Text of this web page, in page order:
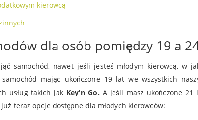
kierowcą
dla osób pomiędzy 19 a
samochód, nawet jeśli jesteś młodym kierowcą, w
mając ukończone 19 lat we wszystkich
usług takich jak Key'n Go. A jeśli masz ukończone 21
teraz opcje dostępne dla młodych kierowców: